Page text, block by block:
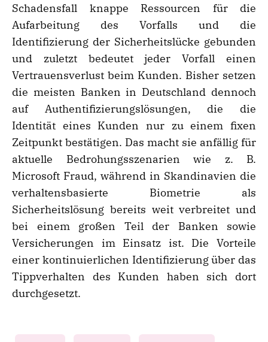
Schadensfall knappe Ressourcen für die
Aufarbeitung des Vorfalls und die
Identifizierung der Sicherheitslücke gebunden
und zuletzt bedeutet jeder Vorfall einen
Vertrauensverlust beim Kunden. Bisher setzen
die meisten Banken in Deutschland dennoch
auf Authentifizierungslösungen, die die
Identität eines Kunden nur zu einem fixen
Zeitpunkt bestätigen. Das macht sie anfällig für
aktuelle Bedrohungsszenarien wie z. B.
Microsoft Fraud, während in Skandinavien die
verhaltensbasierte Biometrie als
Sicherheitslösung bereits weit verbreitet und
bei einem großen Teil der Banken sowie
Versicherungen im Einsatz ist. Die Vorteile
einer kontinuierlichen Identifizierung über das
Tippverhalten des Kunden haben sich dort
durchgesetzt.